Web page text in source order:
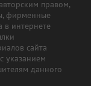
правом,
фирменные
в интернете
сайта
указанием
данного